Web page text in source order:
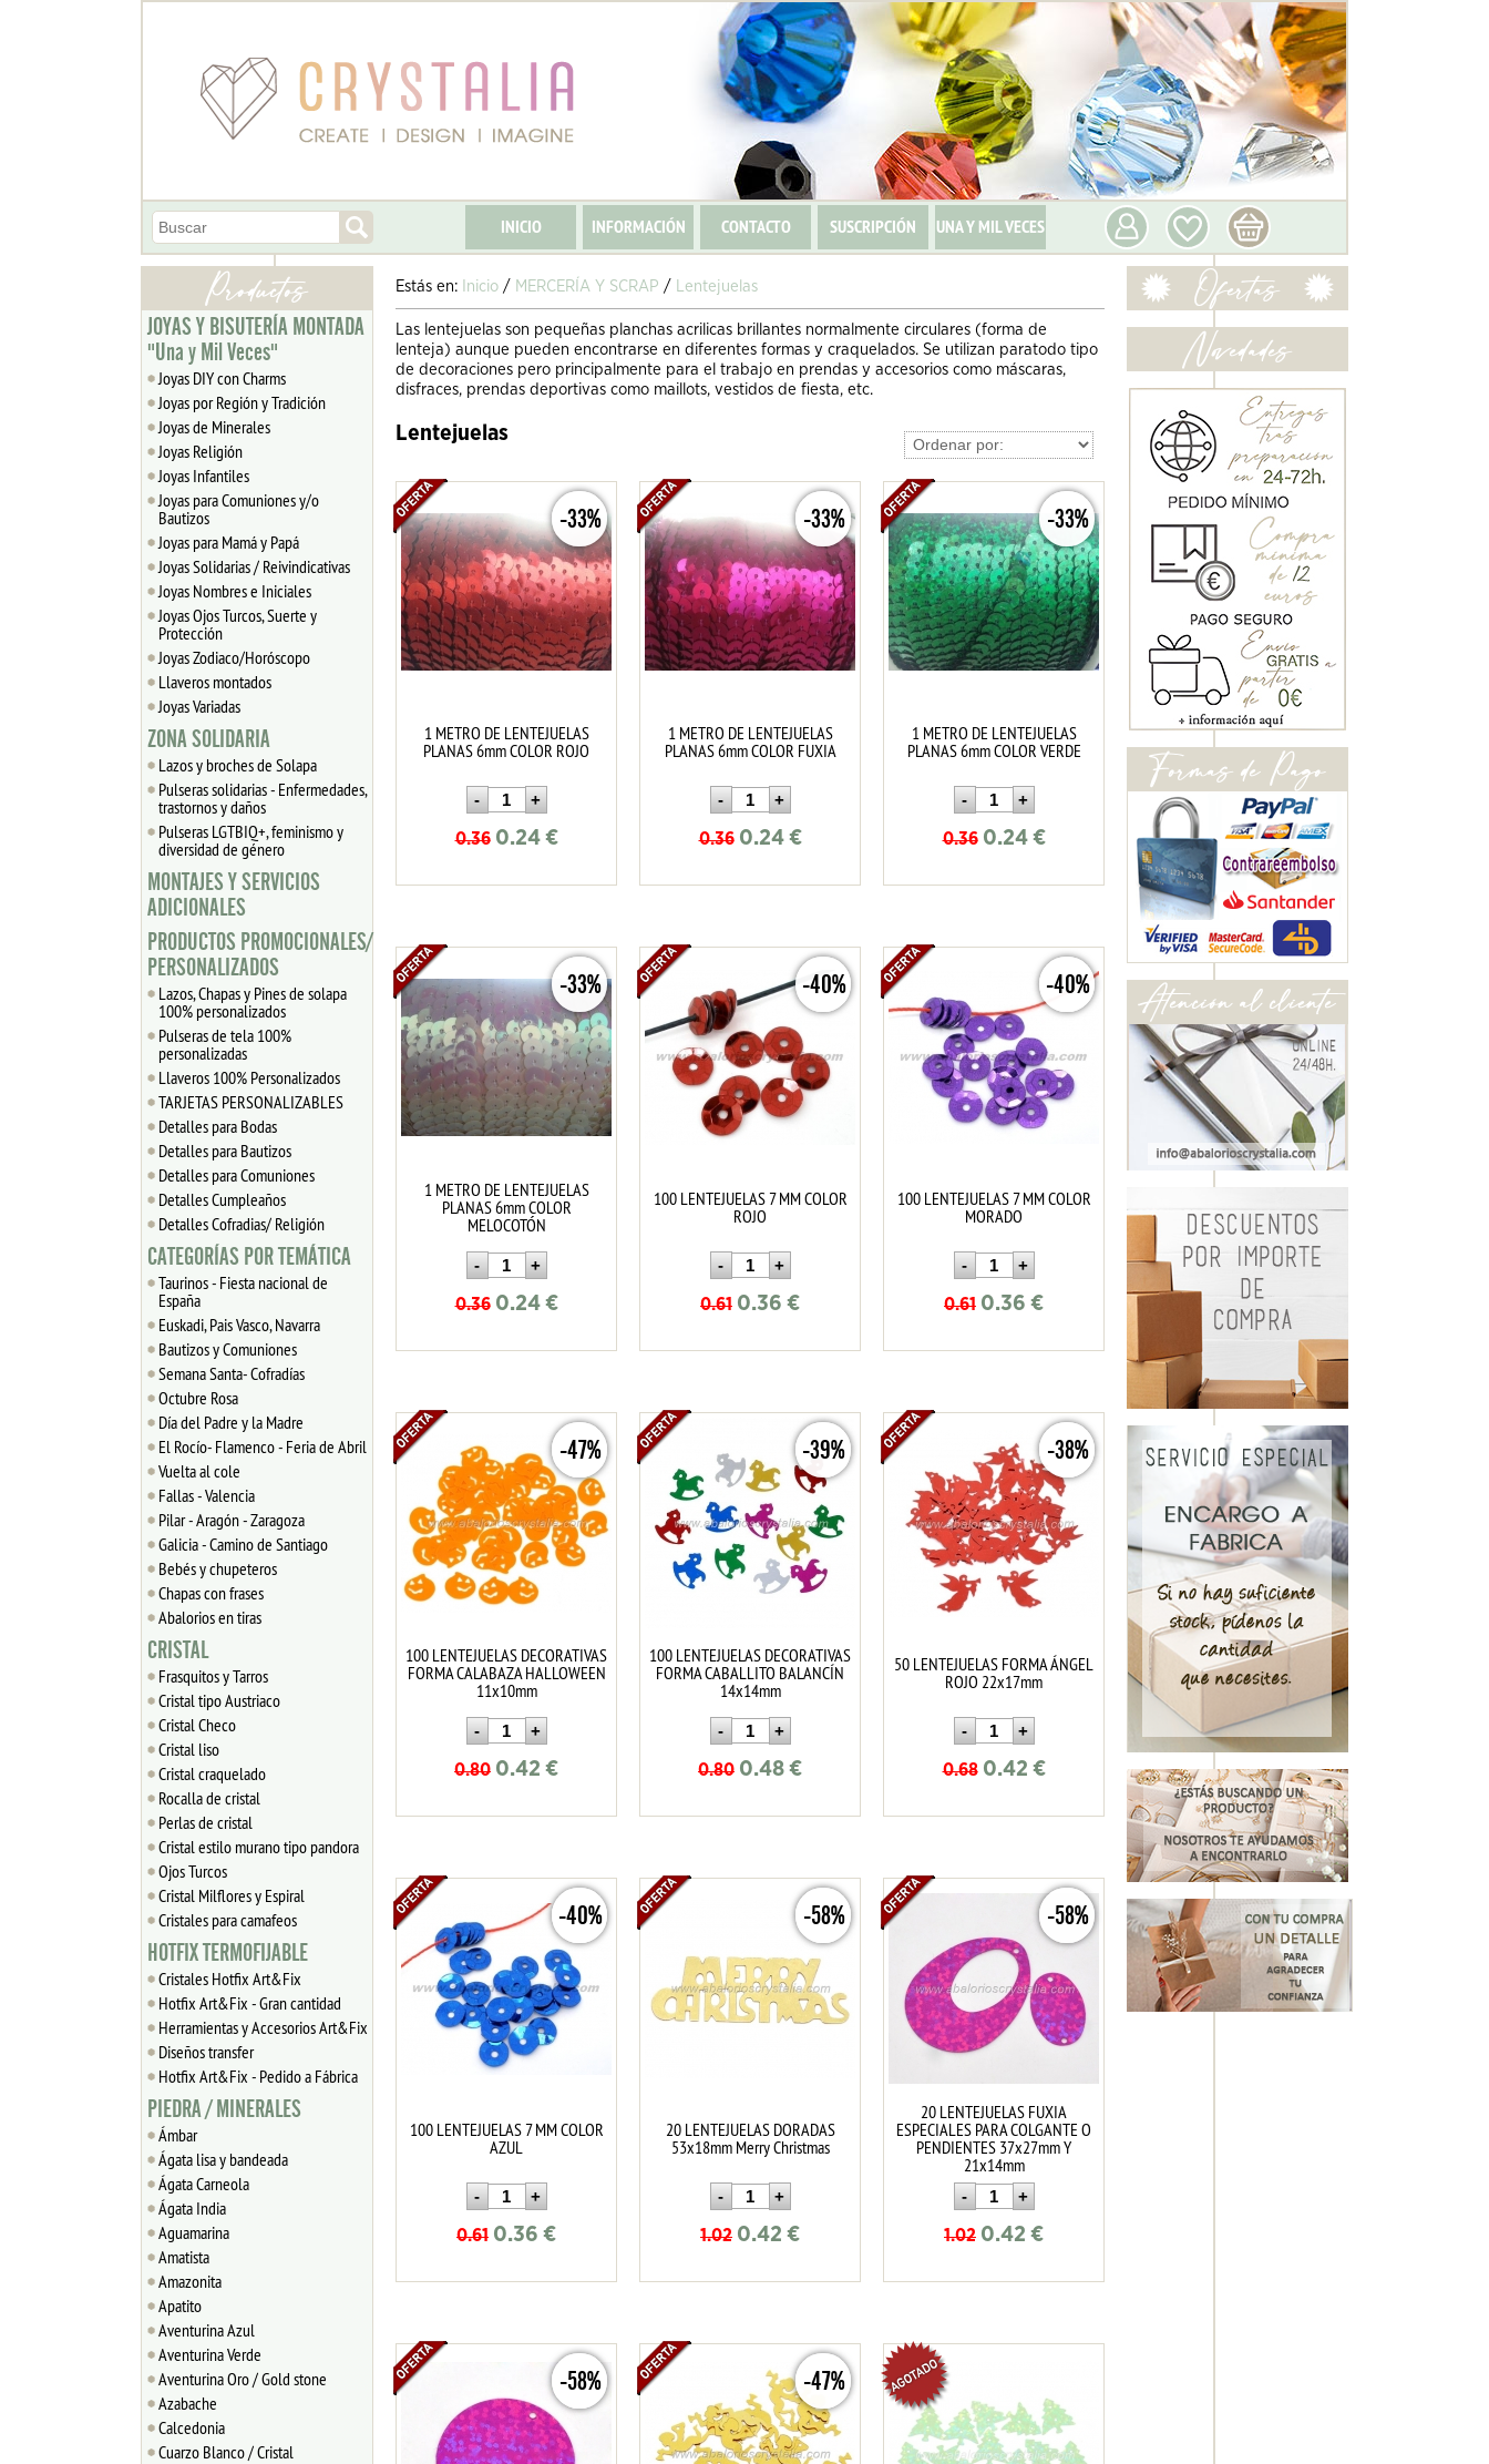
INICIO INFORMACIÓN CONTACTO SUSCRIPCIÓN UNA Y MIL VECES
JOYAS Y BISUTERÍA MONTADA
"Una y Mil Veces"
Joyas DIY con Charms
Joyas por Región y Tradición
Joyas de Minerales
Joyas Religión
Joyas Infantiles
Joyas para Comuniones y/o
Bautizos
Joyas para Mamá y Papá
Joyas Solidarias / Reivindicativas
Joyas Nombres e Iniciales
Joyas Ojos Turcos, Suerte y
Protección
Joyas Zodiaco/Horóscopo
Llaveros montados
Joyas Variadas
ZONA SOLIDARIA
Lazos y broches de Solapa
Pulseras solidarias - Enfermedades,
trastornos y daños
Pulseras LGTBIQ+, feminismo y
diversidad de género
MONTAJES Y SERVICIOS
ADICIONALES
PRODUCTOS PROMOCIONALES/
PERSONALIZADOS
Lazos, Chapas y Pines de solapa
100% personalizados
Pulseras de tela 100%
personalizadas
Llaveros 100% Personalizados
TARJETAS PERSONALIZABLES
Detalles para Bodas
Detalles para Bautizos
Detalles para Comuniones
Detalles Cumpleaños
Detalles Cofradias/ Religión
CATEGORÍAS POR TEMÁTICA
Taurinos - Fiesta nacional de
España
Euskadi, Pais Vasco, Navarra
Bautizos y Comuniones
Semana Santa- Cofradías
Octubre Rosa
Día del Padre y la Madre
El Rocío- Flamenco - Feria de Abril
Vuelta al cole
Fallas - Valencia
Pilar - Aragón - Zaragoza
Galicia - Camino de Santiago
Bebés y chupeteros
Chapas con frases
Abalorios en tiras
CRISTAL
Frasquitos y Tarros
Cristal tipo Austriaco
Cristal Checo
Cristal liso
Cristal craquelado
Rocalla de cristal
Perlas de cristal
Cristal estilo murano tipo pandora
Ojos Turcos
Cristal Milflores y Espiral
Cristales para camafeos
HOTFIX TERMOFIJABLE
Cristales Hotfix Art&Fix
Hotfix Art&Fix - Gran cantidad
Herramientas y Accesorios Art&Fix
Diseños transfer
Hotfix Art&Fix - Pedido a Fábrica
PIEDRA / MINERALES
Ámbar
Ágata lisa y bandeada
Ágata Carneola
Ágata India
Aguamarina
Amatista
Amazonita
Apatito
Aventurina Azul
Aventurina Verde
Aventurina Oro / Gold stone
Azabache
Calcedonia
Cuarzo Blanco / Cristal
Estás en: Inicio / MERCERÍA Y SCRAP / Lentejuelas
Las lentejuelas son pequeñas planchas acrilicas brillantes normalmente circulares (forma de
lenteja) aunque pueden encontrarse en diferentes formas y craquelados. Se utilizan paratodo tipo
de decoraciones pero principalmente para el trabajo en prendas y accesorios como máscaras,
disfraces, prendas deportivas como maillots, vestidos de fiesta, etc.
Lentejuelas
-33%
1 METRO DE LENTEJUELAS
PLANAS 6mm COLOR ROJO
0.36 0.24€
-33%
1 METRO DE LENTEJUELAS
PLANAS 6mm COLOR FUXIA
0.36 0.24€
-33%
1 METRO DE LENTEJUELAS
PLANAS 6mm COLOR VERDE
0.36 0.24€
-33%
1 METRO DE LENTEJUELAS
PLANAS 6mm COLOR
MELOCOTÓN
0.36 0.24€
-40%
100 LENTEJUELAS 7 MM COLOR
ROJO
0.61 0.36 €
-40%
100 LENTEJUELAS 7 MM COLOR
MORADO
0.61 0.36 €
-47%
100 LENTEJUELAS DECORATIVAS
FORMA CALABAZA HALLOWEEN
11x10mm
0.80 0.42 €
-39%
100 LENTEJUELAS DECORATIVAS
FORMA CABALLITO BALANCÍN
14x14mm
0.80 0.48 €
-38%
50 LENTEJUELAS FORMA ÁNGEL
ROJO 22x17mm
0.68 0.42 €
-40%
100 LENTEJUELAS 7 MM COLOR
AZUL
0.61 0.36 €
-58%
20 LENTEJUELAS DORADAS
53x18mm Merry Christmas
1.02 0.42 €
-58%
20 LENTEJUELAS FUXIA
ESPECIALES PARA COLGANTE O
PENDIENTES 37x27mm Y
21x14mm
1.02 0.42 €
-58% -47%